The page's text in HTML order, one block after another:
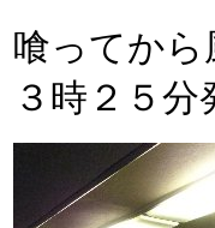
喰ってか
３時２５